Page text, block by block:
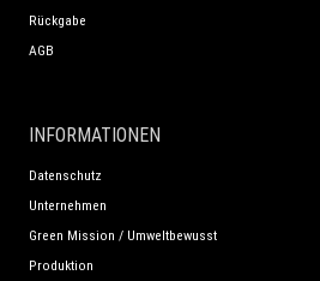
Rückgabe
AGB
INFORMATIONEN
Datenschutz
Unternehmen
Green Mission / Umweltbewusst
Produktion